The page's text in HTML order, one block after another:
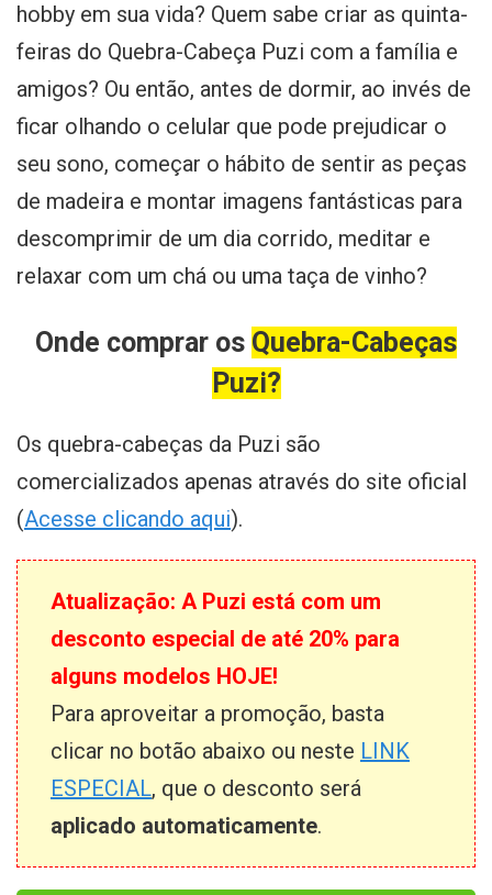
hobby em sua vida? Quem sabe criar as quinta-
feiras do Quebra-Cabeça Puzi com a família e
amigos? Ou então, antes de dormir, ao invés de
ficar olhando o celular que pode prejudicar o
seu sono, começar o hábito de sentir as peças
de madeira e montar imagens fantásticas para
descomprimir de um dia corrido, meditar e
relaxar com um chá ou uma taça de vinho?
Onde comprar os Quebra-Cabeças
Puzi?
Os quebra-cabeças da Puzi são
comercializados apenas através do site oficial
(Acesse clicando aqui).
Atualização: A Puzi está com um
desconto especial de até 20% para
alguns modelos HOJE!
Para aproveitar a promoção, basta
clicar no botão abaixo ou neste LINK
ESPECIAL, que o desconto será
aplicado automaticamente.